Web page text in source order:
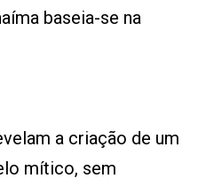
baseia-se na
a criação de um
mítico, sem